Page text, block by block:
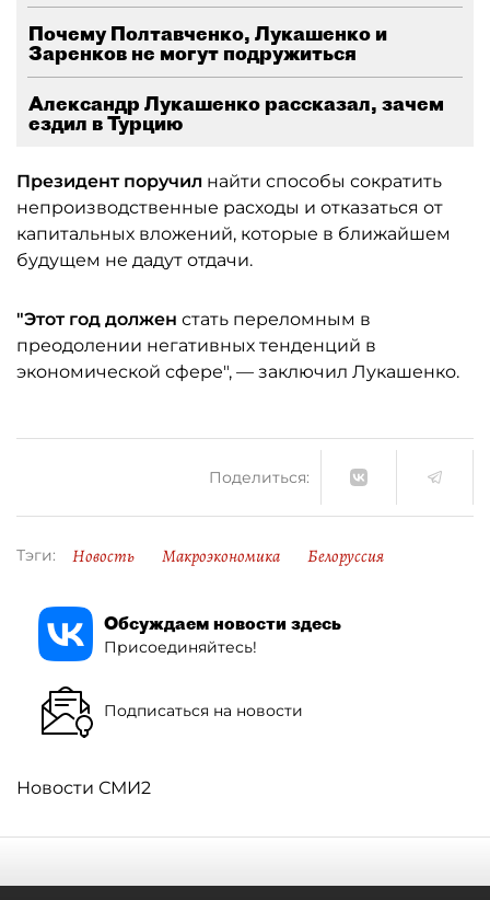
Почему Полтавченко, Лукашенко и
Заренков не могут подружиться
Александр Лукашенко рассказал, зачем
ездил в Турцию
Президент поручил найти способы сократить
непроизводственные расходы и отказаться от
капитальных вложений, которые в ближайшем
будущем не дадут отдачи.
"Этот год должен стать переломным в
преодолении негативных тенденций в
экономической сфере", — заключил Лукашенко.
Поделиться:
Тэги: Новость Макроэкономика Белоруссия
Обсуждаем новости здесь
Присоединяйтесь!
Подписаться на новости
Новости СМИ2